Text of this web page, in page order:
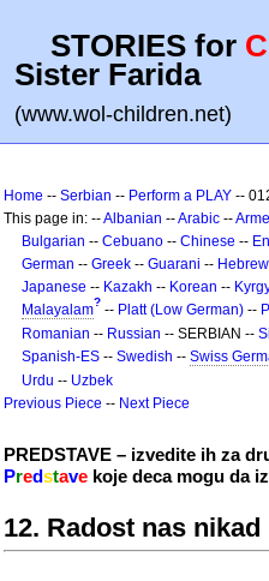
STORIES for C
Sister Farida
(www.wol-children.net)
Home -- Serbian -- Perform a PLAY --
This page in: --Albanian --Arabic --
Bulgarian -- Cebuano -- Chinese --
German -- Greek -- Guarani -- Hebrew
Japanese -- Kazakh -- Korean --
Malayalam? -- Platt (Low German) --
Romanian -- Russian -- SERBIAN --
Spanish-ES -- Swedish -- Swiss
Urdu -- Uzbek
Previous Piece -- Next Piece
PREDSTAVE – izvedite ih za
Predstave koje deca mogu da
12. Radost nas